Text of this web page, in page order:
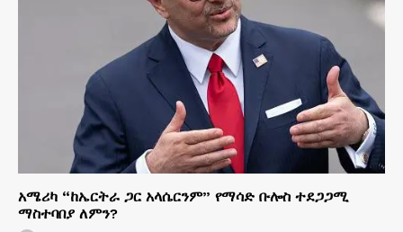
አሜሪካ “ከኤርትራ ጋር አላሴርንም” የማሳድ ቡሎስ ተደጋጋሚ
ማስተባበያ ለምን?